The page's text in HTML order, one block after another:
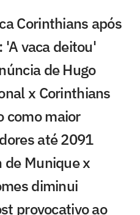
Corinthians após
vaca deitou'
de Hugo
x Corinthians
como maior
até 2091
de Munique x
diminui
provocativo ao